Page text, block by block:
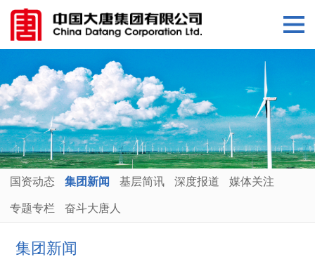
国资动态 集团新闻 基层简讯 深度报道 媒体关注
专题专栏 奋斗大唐人
集团新闻